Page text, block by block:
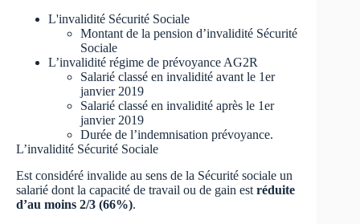
L'invalidité Sécurité Sociale
Montant de la pension d’invalidité Sécurité
Sociale
L’invalidité régime de prévoyance AG2R
Salarié classé en invalidité avant le 1er
janvier 2019
Salarié classé en invalidité après le 1er
janvier 2019
Durée de l’indemnisation prévoyance.
L’invalidité Sécurité Sociale
Est considéré invalide au sens de la Sécurité sociale un
salarié dont la capacité de travail ou de gain est réduite
d’au moins 2/3 (66%).